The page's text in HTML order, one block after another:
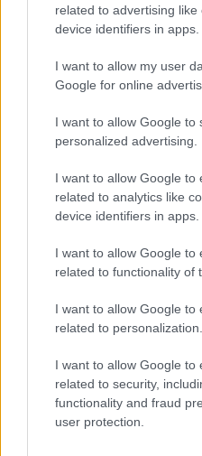
related to advertising
device identifiers in apps.
I want to allow my user
Google for online
I want to allow Google to
personalized advertising.
I want to allow Google to
related to analytics like
device identifiers in apps.
I want to allow Google to
related to functionality of
I want to allow Google to
related to personalization.
I want to allow Google to
related to security,
functionality and fraud
user protection.
Az igazgatói
magánzárka
Két évvel később Éva
hozott, és a
tervek szerint csak
minden biztatóan
kapott a Lomonoszov
Dnyeper-vidéki
porcelángyár
porcelán- és üvegipar
kapott kulcsszerepet;
éveit töltötte ekkor a
Szovjetunióban.